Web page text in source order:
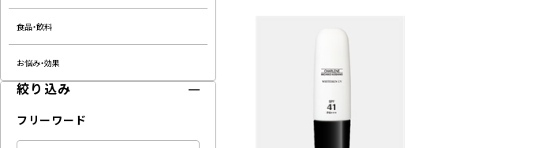
食品・飲料
お悩み・効果
絞り込み
フリーワード